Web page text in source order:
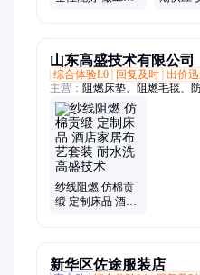
山东高盛技术有限公司
综合体验L0
回复及时 出价
主营： 阻燃床垫、阻燃毛毯、
阻燃遮光布、阻燃靠垫枕头、
能性面料、阻燃床品、阻燃窗帘
纱线阻燃 仿棉贡
缎 定制床品 酒店
新华区佐途服装店